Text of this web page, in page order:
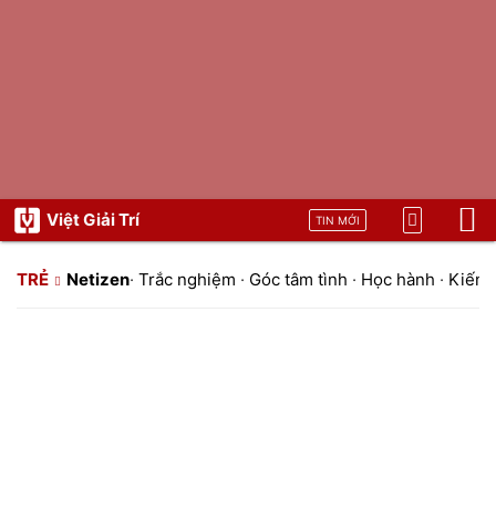
Việt Giải Trí TIN MỚI
TRẺ Netizen· Trắc nghiệm · Góc tâm tình · Học hành · Kiến